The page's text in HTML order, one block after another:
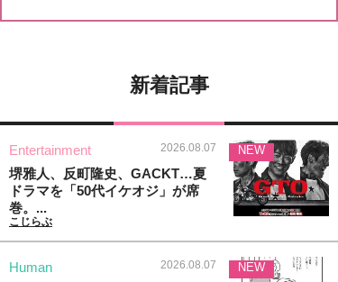
新着記事
Entertainment 2026.08.07
堺雅人、反町隆史、GACKT…夏
ドラマを「50代イケオジ」が席
巻。...
こじらぶ
NEW
Human 2026.08.07 NEW